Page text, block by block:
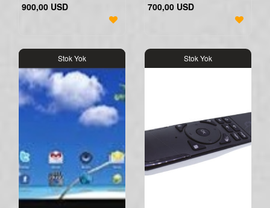
900,00 USD 700,00 USD
Stok Yok Stok Yok